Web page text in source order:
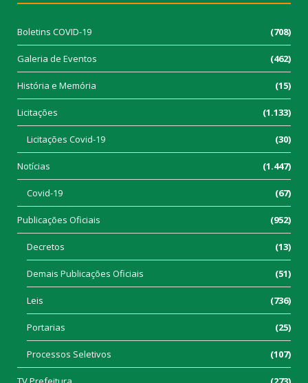
Boletins COVID-19 (708)
Galeria de Eventos (462)
História e Memória (15)
Licitações (1.133)
Licitações Covid-19 (30)
Notícias (1.447)
Covid-19 (67)
Publicações Oficiais (952)
Decretos (13)
Demais Publicações Oficiais (51)
Leis (736)
Portarias (25)
Processos Seletivos (107)